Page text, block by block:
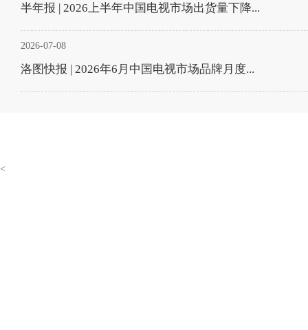
半年报 | 2026上半年中国电视市场出货量下降...
2026-07-08
洛图快报 | 2026年6月中国电视市场品牌月度...
<